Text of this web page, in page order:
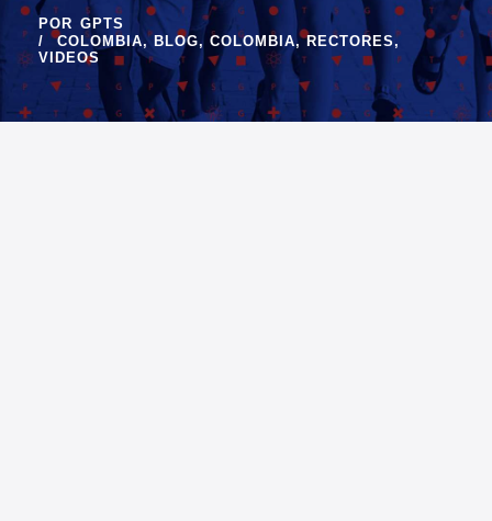
POR GPTS
COLOMBIA, BLOG, COLOMBIA, RECTORES ,
VIDEOS